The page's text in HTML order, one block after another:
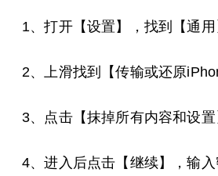
1、打开【设置】，找到【通用
2、上滑找到【传输或还原
3、点击【抹掉所有内容和设置
4、进入后点击【继续】，输入